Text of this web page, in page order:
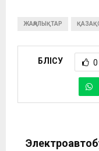
ЖАҢАЛЫҚТАР
БӨЛІСУ 0